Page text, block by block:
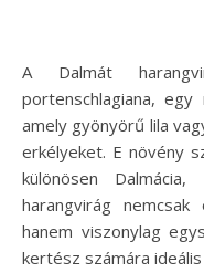
A Dalmát harangvirág, más néven Campanula
portenschlagiana,
amely gyönyörű lila
erkélyeket. E növény
különösen
harangvirág
hanem viszonylag
kertész számára